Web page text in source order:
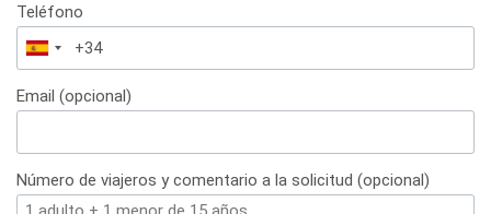
Teléfono
España
+34
Email (opcional)
Número de viajeros y comentario a la solicitud (opcional)